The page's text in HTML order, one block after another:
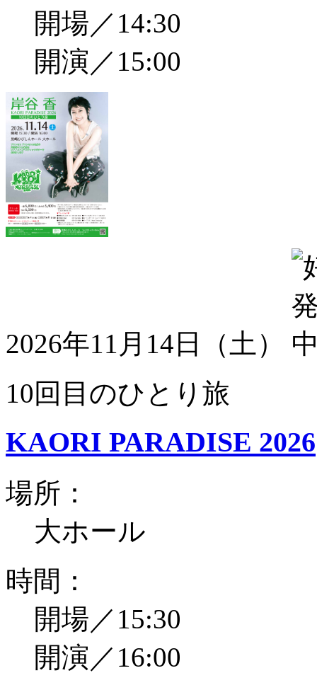
開場／14:30
開演／15:00
2026年11月14日（土）
10回目のひとり旅
KAORI PARADISE 2026
場所：
大ホール
時間：
開場／15:30
開演／16:00